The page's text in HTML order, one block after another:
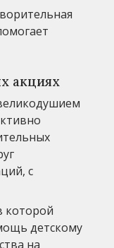
акциях
с
которой
детскому
на